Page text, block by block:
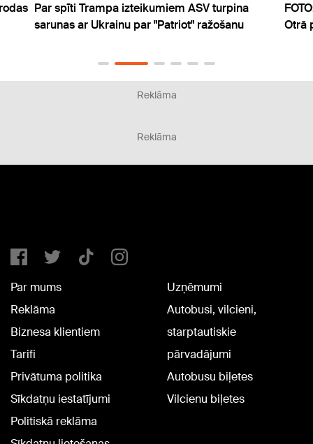
ASV turpina
ražošanu
FOTO: Ilgstošais sausums atsedzis
Otrā pasaules kara relikvijas Donavas
Reklāma
Reklāma
Par mums
Reklāma
Biznesa klientiem
Tarifi
Privātuma politika
Sīkdatņu iestatījumi
Politiskā reklāma
Uzņēmumi
Autobusi, vilcieni,
starptautiskie
pārvadājumi
Autobusu biļetes
Vilcienu biļetes